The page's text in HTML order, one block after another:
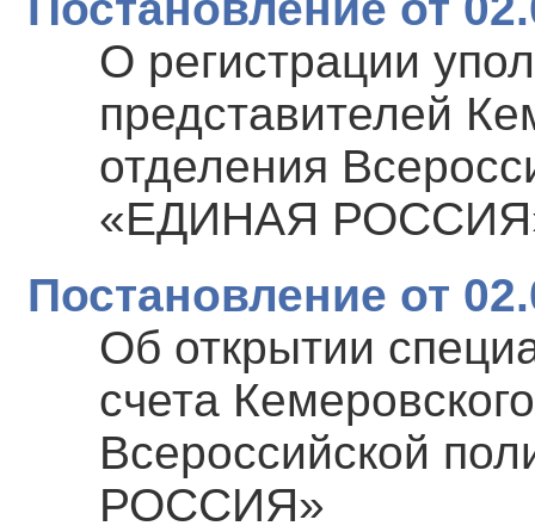
О регистрации
представителей
отделения
«ЕДИНАЯ
Постановление от
Об открытии
счета
Всероссийской
РОССИЯ»